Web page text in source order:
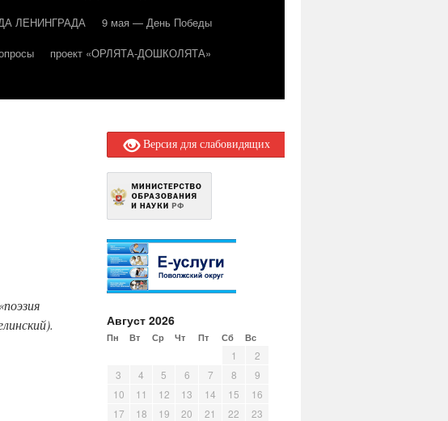
ЛЕНИНГРАДА
9 мая — День Победы
проект «ОРЛЯТА-ДОШКОЛЯТА»
Версия для слабовидящих
Август 2026
Пн Вт Ср Чт Пт Сб Вс
1
2
3
4 5 6 7 8
9
10
11 12 13 14 15
16
17
18 19 20 21 22
23